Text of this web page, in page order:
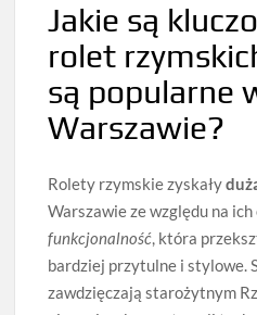
Jakie są
rolet
są popularne
Warszawie?
Rolety rzymskie zyskały
Warszawie ze względu na
funkcjonalność, która
bardziej przytulne i stylowe.
zawdzięczają starożytnym